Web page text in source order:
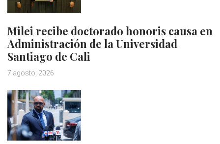
Milei recibe doctorado honoris causa en
Administración de la Universidad
Santiago de Cali
7 agosto, 2026